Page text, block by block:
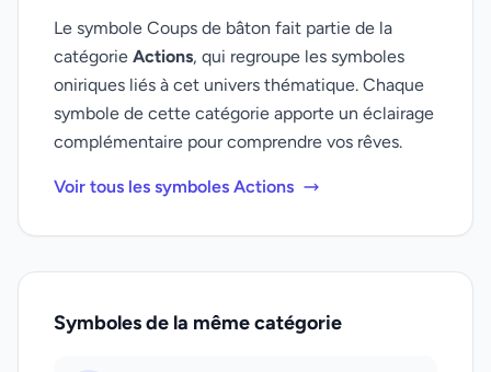
Le symbole Coups de bâton fait partie de la
catégorie Actions, qui regroupe les symboles
oniriques liés à cet univers thématique. Chaque
symbole de cette catégorie apporte un éclairage
complémentaire pour comprendre vos rêves.
Voir tous les symboles Actions
Symboles de la même catégorie